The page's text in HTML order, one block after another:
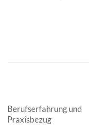
Berufserfahrung und
Praxisbezug